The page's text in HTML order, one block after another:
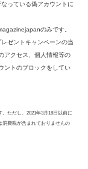
っている偽アカウントに
のみです。
ゼントキャンペーンの当
アクセス、個人情報等の
ントのブロックをしてい
ただし、2021年3月18日以前に
消費税が含まれておりませんの